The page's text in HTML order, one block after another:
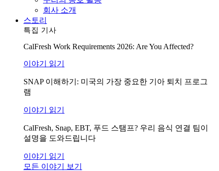
회사 소개
스토리
특집 기사
CalFresh Work Requirements 2026: Are You Affected?
이야기 읽기
SNAP 이해하기: 미국의 가장 중요한 기아 퇴치 프로그
램
이야기 읽기
CalFresh, Snap, EBT, 푸드 스탬프? 우리 음식 연결 팀이
설명을 도와드립니다
이야기 읽기
모든 이야기 보기